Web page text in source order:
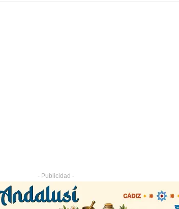
- Publicidad -